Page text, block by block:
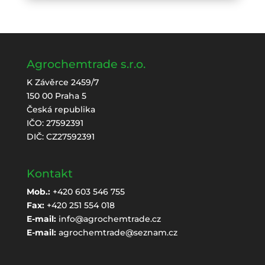
Agrochemtrade s.r.o.
K Závěrce 2459/7
150 00 Praha 5
Česká republika
IČO: 27592391
DIČ: CZ27592391
Kontakt
Mob.:+420 603 546 755
Fax:+420 251 554 018
E-mail: info@agrochemtrade.cz
E-mail: agrochemtrade@seznam.cz